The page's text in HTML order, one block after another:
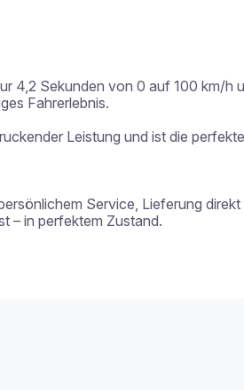
4,2 Sekunden von 0 auf 100 km/h
Fahrerlebnis.
Leistung und ist die
Service, Lieferung direkt
– in perfektem Zustand.